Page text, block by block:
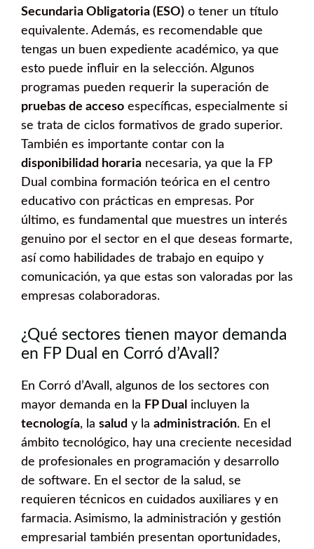
Secundaria Obligatoria (ESO) o tener un título
equivalente. Además, es recomendable que
tengas un buen expediente académico, ya que
esto puede influir en la selección. Algunos
programas pueden requerir la superación de
pruebas de acceso específicas, especialmente si
se trata de ciclos formativos de grado superior.
También es importante contar con la
disponibilidad horaria necesaria, ya que la FP
Dual combina formación teórica en el centro
educativo con prácticas en empresas. Por
último, es fundamental que muestres un interés
genuino por el sector en el que deseas formarte,
así como habilidades de trabajo en equipo y
comunicación, ya que estas son valoradas por las
empresas colaboradoras.
¿Qué sectores tienen mayor demanda
en FP Dual en Corró d’Avall?
En Corró d’Avall, algunos de los sectores con
mayor demanda en la FP Dual incluyen la
tecnología, la salud y la administración. En el
ámbito tecnológico, hay una creciente necesidad
de profesionales en programación y desarrollo
de software. En el sector de la salud, se
requieren técnicos en cuidados auxiliares y en
farmacia. Asimismo, la administración y gestión
empresarial también presentan oportunidades,